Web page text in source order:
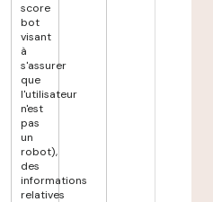
score
bot
visant
à
s'assurer
que
l'utilisateur
n'est
pas
un
robot),
des
informations
relatives